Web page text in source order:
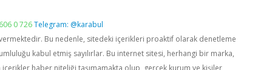
0 726Telegram: @karabul
vermektedir. Bu nedenle, sitedeki içerikleri proaktif olarak denetleme
kabul etmiş sayılırlar. Bu internet sitesi, herhangi bir marka,
içerikler haber niteliği taşımamakta olup, gerçek kurum ve kişiler